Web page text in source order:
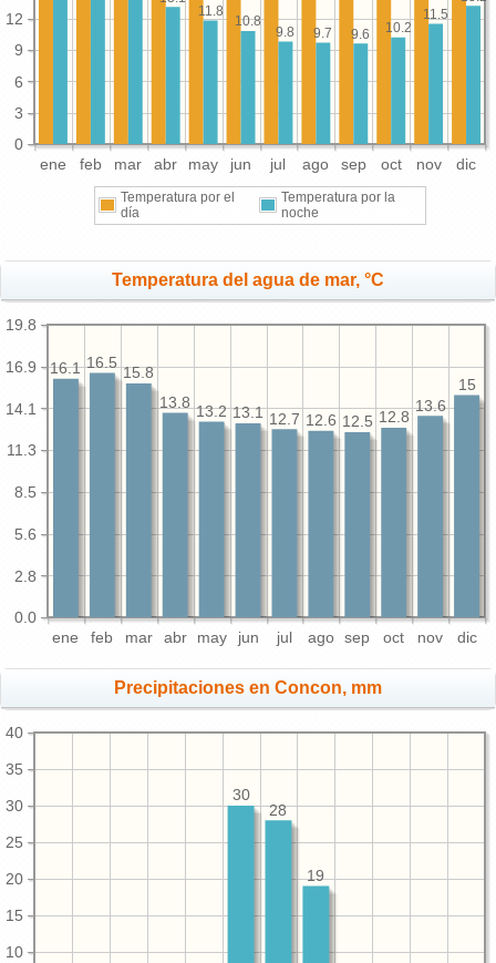
ene feb mar abr may jun jul ago sep oct nov dic
0
3
6
9
12
11.5
10.2
9.6
9.7
9.8
10.8
11.8
Temperatura por el
día
Temperatura por la
noche
Temperatura del agua de mar, °C
ene feb mar abr may jun jul ago sep oct nov dic
0.0
2.8
5.6
8.5
11.3
14.1
16.9
19.8
15
13.6
12.8
12.5
12.6
12.7
13.1
13.2
13.8
15.8
16.5
16.1
Precipitaciones en Concon, mm
10
15
20
25
30
35
40
19
28
30